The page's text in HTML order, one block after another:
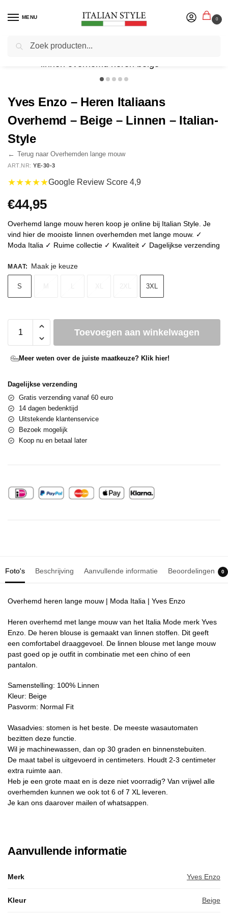
MENU 0
Home Herenmode / Italiaanse Overhemden - Kom stijlvol voor de dag!
Yves Enzo – Heren Italiaans
Overhemd – Beige – Linnen – Italian-
Style
← Terug naar Overhemden lange mouw
ART.NR: YE-30-3
★★★★★Google Review Score 4,9
€44,95
Overhemd lange mouw heren koop je online bij Italian Style. Je
vind hier de mooiste linnen overhemden met lange mouw. ✓
Moda Italia ✓ Ruime collectie ✓ Kwaliteit ✓ Dagelijkse verzending
MAAT: Maak je keuze
S 3XL
Toevoegen aan winkelwagen
Meer weten over de juiste maatkeuze? Klik hier!
Dagelijkse verzending
Gratis verzending vanaf 60 euro
14 dagen bedenktijd
Uitstekende klantenservice
Bezoek mogelijk
Koop nu en betaal later
Foto's Beschrijving Aanvullende informatie Beoordelingen 0
Overhemd heren lange mouw | Moda Italia | Yves Enzo
Heren overhemd met lange mouw van het Italia Mode merk Yves
Enzo. De heren blouse is gemaakt van linnen stoffen. Dit geeft
een comfortabel draaggevoel. De linnen blouse met lange mouw
past goed op je outfit in combinatie met een chino of een
pantalon.
Samenstelling: 100% Linnen
Kleur: Beige
Pasvorm: Normal Fit
Wasadvies: stomen is het beste. De meeste wasautomaten
bezitten deze functie.
Wil je machinewassen, dan op 30 graden en binnenstebuiten.
De maat tabel is uitgevoerd in centimeters. Houdt 2-3 centimeter
extra ruimte aan.
Heb je een grote maat en is deze niet voorradig? Van vrijwel alle
overhemden kunnen we ook tot 6 of 7 XL leveren.
Je kan ons daarover mailen of whatsappen.
Aanvullende informatie
Merk Yves Enzo
Kleur Beige